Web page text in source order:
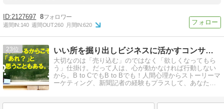
2127697 8
週間IN:140 週間OUT:260 月間IN:620
23 いい所を掘り出しビジネスに活かすコンサルタント・堀のブログ
大切なのは「売り込む」のではなく「欲しくなってもら
う」仕掛け。だって人は、心が動かなければ行動しない
から。B to CでもB to Bでも！人間心理からストーリーマ
ーケティング、新聞記者の経験もプラスして、あなたの